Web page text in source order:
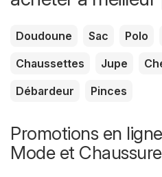
Doudoune Sac Polo
Chaussettes
Jupe
Débardeur
Pinces
Promotions en
Mode et